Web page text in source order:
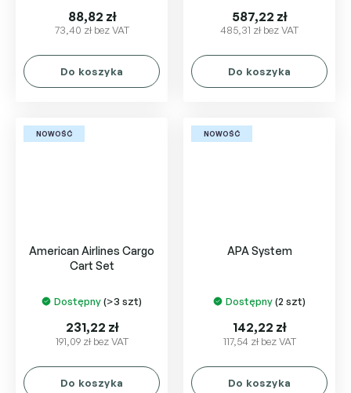
73,40 zł bez VAT
88,82 zł
Do koszyka
485,31 zł bez VAT
587,22 zł
Do koszyka
NOWOŚĆ
American Airlines Cargo
Cart Set
Dostępny(>3 szt)
191,09 zł bez VAT
231,22 zł
Do koszyka
NOWOŚĆ
APA System
Dostępny(2 szt)
117,54 zł bez VAT
142,22 zł
Do koszyka